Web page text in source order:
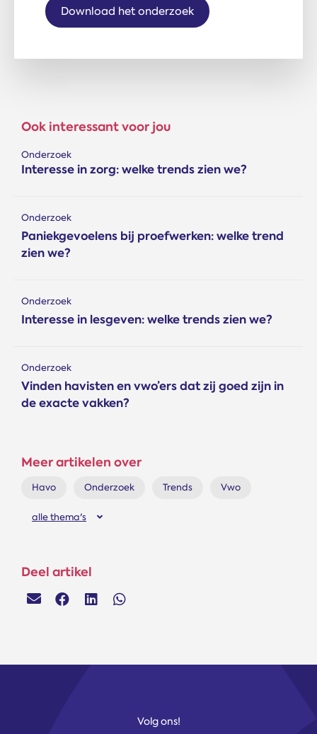
Download het onderzoek
Ook interessant voor jou
Onderzoek
Interesse in zorg: welke trends zien we?
Onderzoek
Paniekgevoelens bij proefwerken: welke trend
zien we?
Onderzoek
Interesse in lesgeven: welke trends zien we?
Onderzoek
Vinden havisten en vwo’ers dat zij goed zijn in
de exacte vakken?
Meer artikelen over
Havo Onderzoek Trends Vwo
alle thema's
Deel artikel
Volg ons!